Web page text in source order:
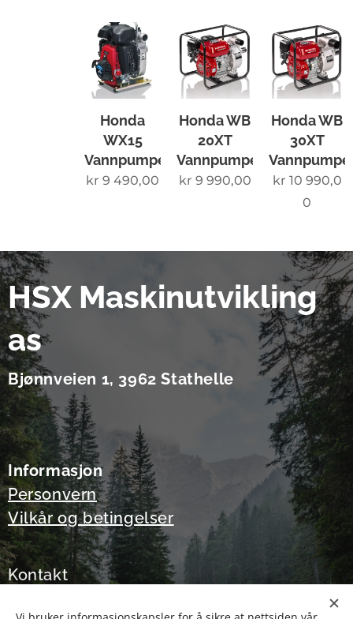
Honda
WX15
Vannpumpe
kr9 490,00
Honda WB
20XT
Vannpumpe
kr 9 990,00
Honda WB
30XT
Vannpumpe
kr 10 990,0
0
HSX Maskinutvikling
as
Bjønnveien 1, 3962 Stathelle
Informasjon
Personvern
Vilkår og betingelser
Kontakt